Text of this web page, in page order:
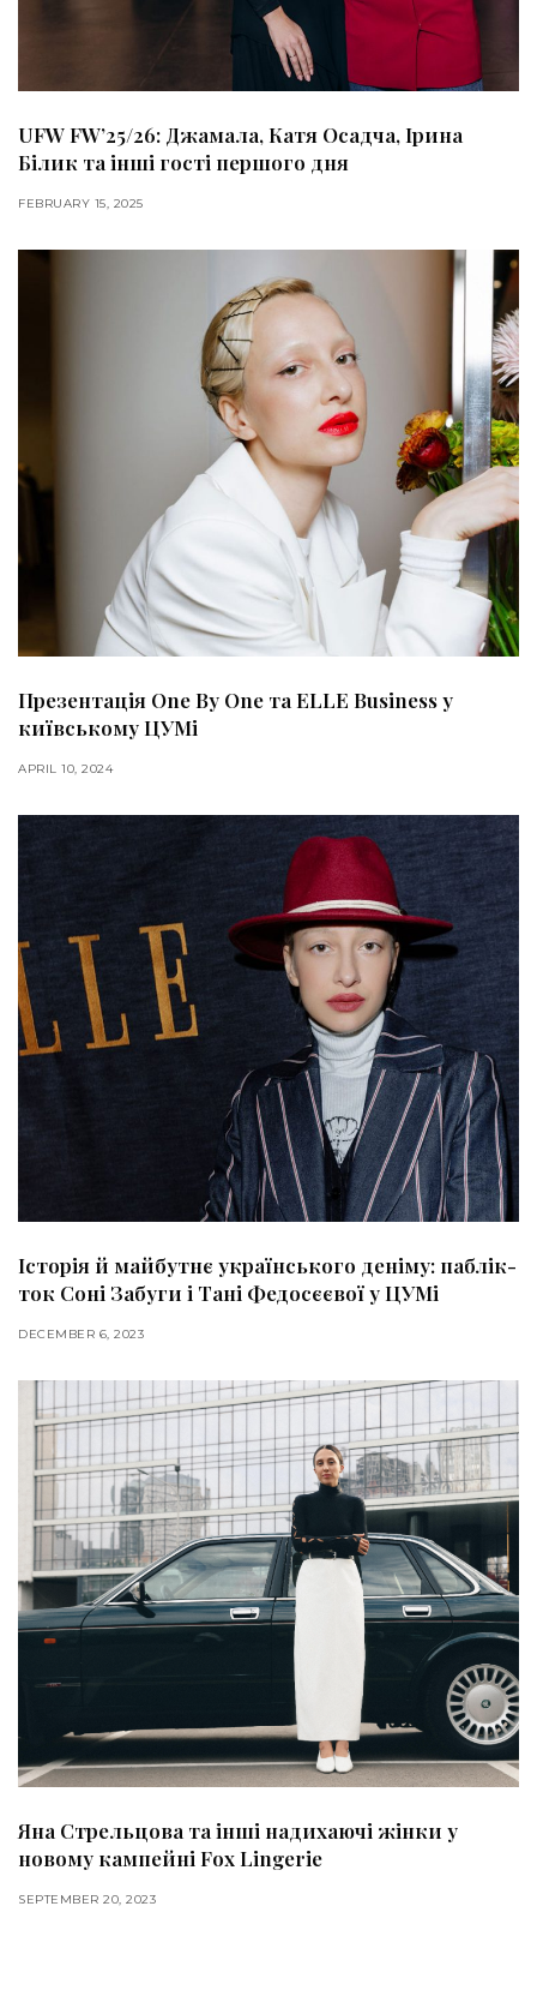
UFW FW’25/26: Джамала, Катя Осадча, Ірина
Білик та інші гості першого дня
FEBRUARY 15, 2025
Презентація One By One та ELLE Business у
київському ЦУМі
APRIL 10, 2024
Історія й майбутнє українського деніму: паблік-
ток Соні Забуги і Тані Федосєєвої у ЦУМі
DECEMBER 6, 2023
Яна Стрельцова та інші надихаючі жінки у
новому кампейні Fox Lingerie
SEPTEMBER 20, 2023